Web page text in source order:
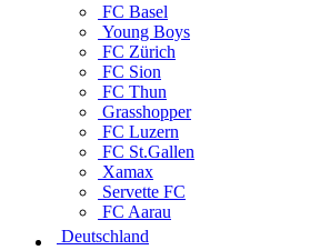
FC Basel
Young Boys
FC Zürich
FC Sion
FC Thun
Grasshopper
FC Luzern
FC St.Gallen
Xamax
Servette FC
FC Aarau
Deutschland